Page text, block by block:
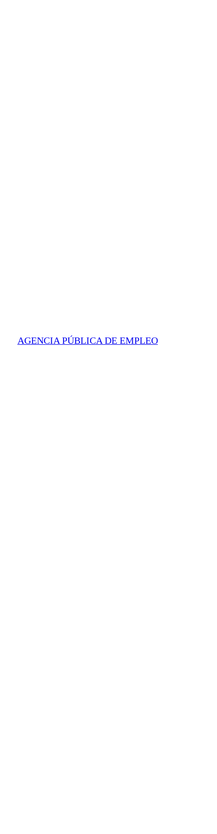
AGENCIA PÚBLICA DE EMPLEO